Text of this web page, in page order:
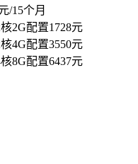
/15个月
2G配置1728元
4G配置3550元
8G配置6437元